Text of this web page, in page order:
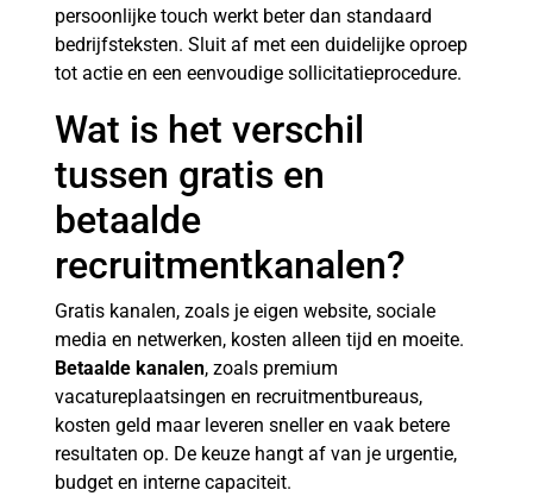
persoonlijke touch werkt beter dan standaard
bedrijfsteksten. Sluit af met een duidelijke oproep
tot actie en een eenvoudige sollicitatieprocedure.
Wat is het verschil
tussen gratis en
betaalde
recruitmentkanalen?
Gratis kanalen, zoals je eigen website, sociale
media en netwerken, kosten alleen tijd en moeite.
Betaalde kanalen, zoals premium
vacatureplaatsingen en recruitmentbureaus,
kosten geld maar leveren sneller en vaak betere
resultaten op. De keuze hangt af van je urgentie,
budget en interne capaciteit.